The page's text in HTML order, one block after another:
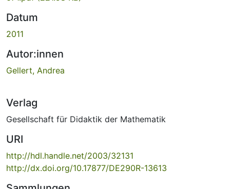
Datum
2011
Autor:innen
Gellert, Andrea
Verlag
Gesellschaft für Didaktik der Mathematik
URI
http://hdl.handle.net/2003/32131
http://dx.doi.org/10.17877/DE290R-13613